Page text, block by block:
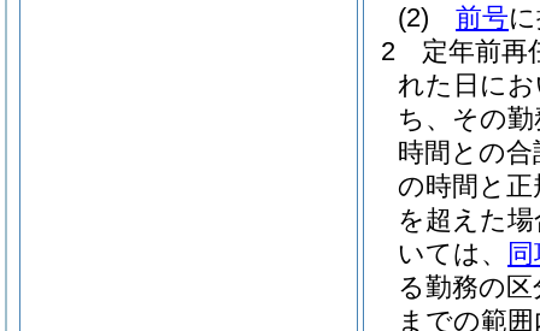
(2)
前号
2
定年前再
れた日に
ち、その
時間との
の時間と
を超えた
いては、
る勤務の
までの範